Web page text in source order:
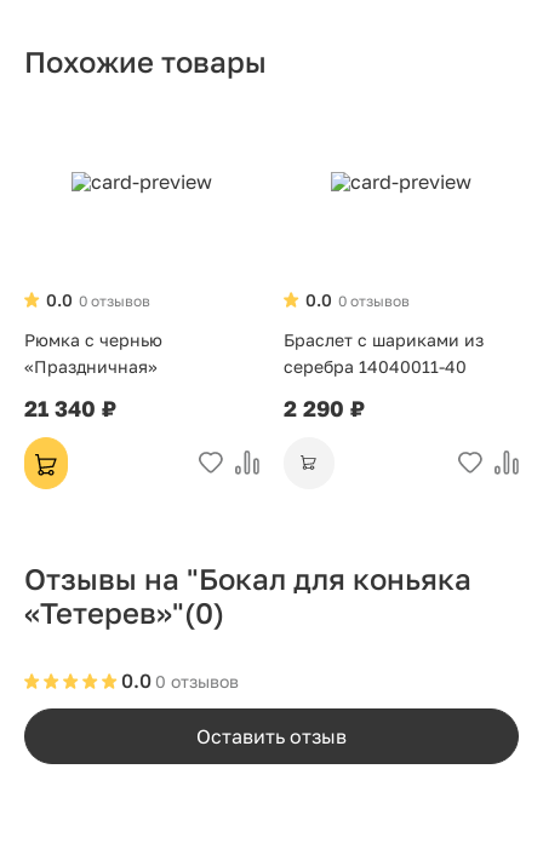
Похожие товары
0 отзывов
0.0
Рюмка с чернью
«Праздничная»
21 340 ₽
0 отзывов
0.0
Браслет с шариками из
серебра 14040011-40
2 290 ₽
Отзывы на "Бокал для коньяка
«Тетерев»"(0)
0 отзывов
0.0
Оставить отзыв